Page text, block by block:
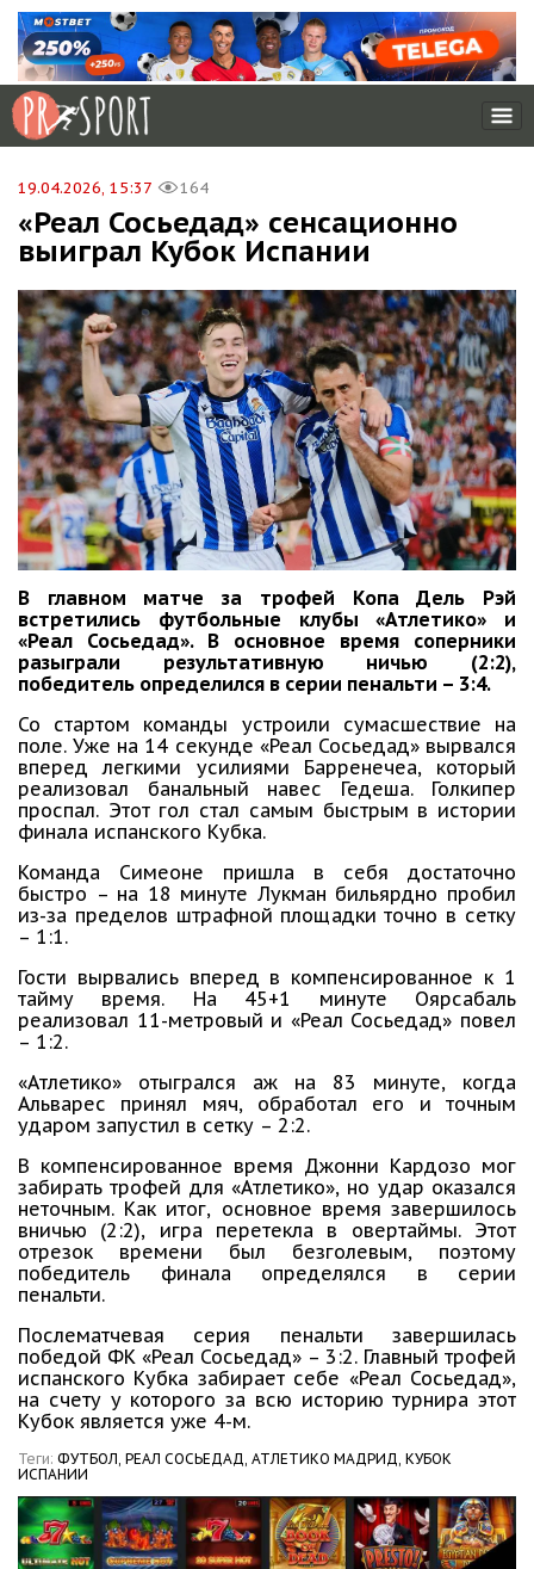
19.04.2026, 15:37 164
«Реал Сосьедад» сенсационно
выиграл Кубок Испании
В главном матче за трофей Копа Дель Рэй
встретились футбольные клубы «Атлетико» и
«Реал Сосьедад». В основное время соперники
разыграли результативную ничью (2:2),
победитель определился в серии пенальти – 3:4.
Со стартом команды устроили сумасшествие на
поле. Уже на 14 секунде «Реал Сосьедад» вырвался
вперед легкими усилиями Барренечеа, который
реализовал банальный навес Гедеша. Голкипер
проспал. Этот гол стал самым быстрым в истории
финала испанского Кубка.
Команда Симеоне пришла в себя достаточно
быстро – на 18 минуте Лукман бильярдно пробил
из-за пределов штрафной площадки точно в сетку
– 1:1.
Гости вырвались вперед в компенсированное к 1
тайму время. На 45+1 минуте Оярсабаль
реализовал 11-метровый и «Реал Сосьедад» повел
– 1:2.
«Атлетико» отыгрался аж на 83 минуте, когда
Альварес принял мяч, обработал его и точным
ударом запустил в сетку – 2:2.
В компенсированное время Джонни Кардозо мог
забирать трофей для «Атлетико», но удар оказался
неточным. Как итог, основное время завершилось
вничью (2:2), игра перетекла в овертаймы. Этот
отрезок времени был безголевым, поэтому
победитель финала определялся в серии
пенальти.
Послематчевая серия пенальти завершилась
победой ФК «Реал Сосьедад» – 3:2. Главный трофей
испанского Кубка забирает себе «Реал Сосьедад»,
на счету у которого за всю историю турнира этот
Кубок является уже 4-м.
Теги: ФУТБОЛ, РЕАЛ СОСЬЕДАД, АТЛЕТИКО МАДРИД, КУБОК
ИСПАНИИ